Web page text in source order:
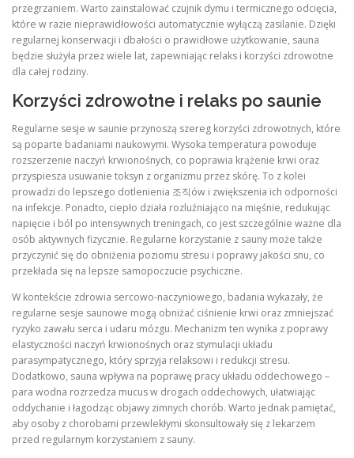
przegrzaniem. Warto zainstalować czujnik dymu i termicznego odcięcia,
które w razie nieprawidłowości automatycznie wyłączą zasilanie. Dzięki
regularnej konserwacji i dbałości o prawidłowe użytkowanie, sauna
będzie służyła przez wiele lat, zapewniając relaks i korzyści zdrowotne
dla całej rodziny.
Korzyści zdrowotne i relaks po saunie
Regularne sesje w saunie przynoszą szereg korzyści zdrowotnych, które
są poparte badaniami naukowymi. Wysoka temperatura powoduje
rozszerzenie naczyń krwionośnych, co poprawia krążenie krwi oraz
przyspiesza usuwanie toksyn z organizmu przez skórę. To z kolei
prowadzi do lepszego dotlenienia 조직ów i zwiększenia ich odporności
na infekcje. Ponadto, ciepło działa rozluźniająco na mięśnie, redukując
napięcie i ból po intensywnych treningach, co jest szczególnie ważne dla
osób aktywnych fizycznie. Regularne korzystanie z sauny może także
przyczynić się do obniżenia poziomu stresu i poprawy jakości snu, co
przekłada się na lepsze samopoczucie psychiczne.
W kontekście zdrowia sercowo-naczyniowego, badania wykazały, że
regularne sesje saunowe mogą obniżać ciśnienie krwi oraz zmniejszać
ryzyko zawału serca i udaru mózgu. Mechanizm ten wynika z poprawy
elastyczności naczyń krwionośnych oraz stymulacji układu
parasympatycznego, który sprzyja relaksowi i redukcji stresu.
Dodatkowo, sauna wpływa na poprawę pracy układu oddechowego –
para wodna rozrzedza mucus w drogach oddechowych, ułatwiając
oddychanie i łagodząc objawy zimnych chorób. Warto jednak pamiętać,
aby osoby z chorobami przewlekłymi skonsultowały się z lekarzem
przed regularnym korzystaniem z sauny.